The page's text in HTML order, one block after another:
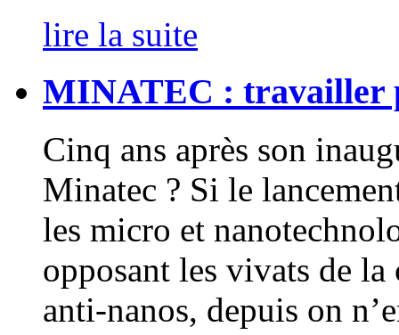
lire la suite
MINATEC : travailler
Cinq ans après son
Minatec ? Si le
les micro et
opposant les vivats de
anti-nanos, depuis on